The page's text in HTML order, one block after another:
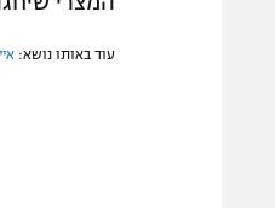
עוד באותו נושא: